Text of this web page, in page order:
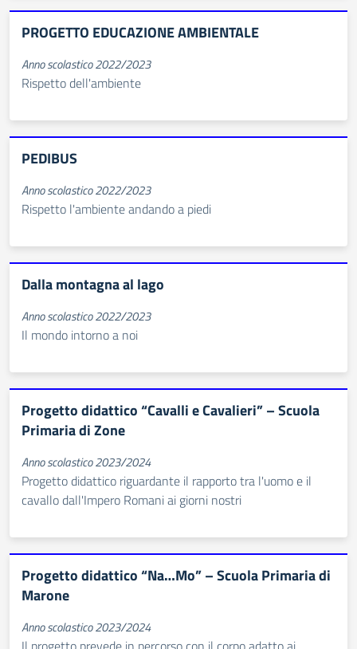
PROGETTO EDUCAZIONE AMBIENTALE
Anno scolastico 2022/2023
Rispetto dell'ambiente
PEDIBUS
Anno scolastico 2022/2023
Rispetto l'ambiente andando a piedi
Dalla montagna al lago
Anno scolastico 2022/2023
Il mondo intorno a noi
Progetto didattico “Cavalli e Cavalieri” – Scuola
Primaria di Zone
Anno scolastico 2023/2024
Progetto didattico riguardante il rapporto tra l'uomo e il
cavallo dall'Impero Romani ai giorni nostri
Progetto didattico “Na…Mo” – Scuola Primaria di
Marone
Anno scolastico 2023/2024